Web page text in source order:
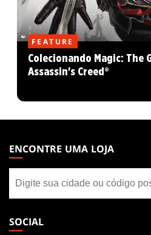
FEATURE
Colecionando Magic: The
Assassin's Creed®
THE
GATHERING
FOOTER
ENCONTRE UMA LOJA
uma
loja
SOCIAL